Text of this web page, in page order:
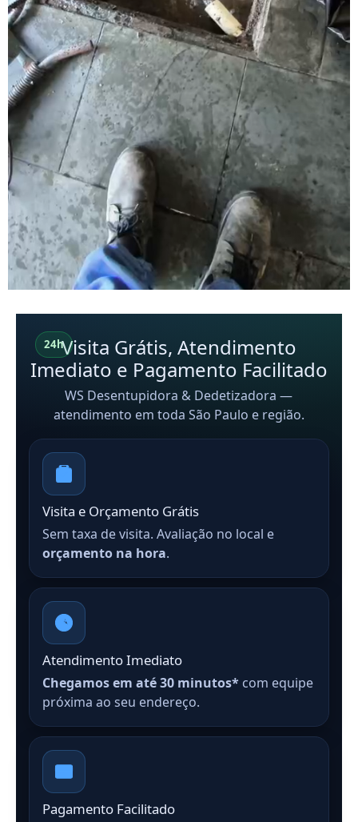
24hVisita Grátis, Atendimento
Imediato e Pagamento Facilitado
WS Desentupidora & Dedetizadora —
atendimento em toda São Paulo e região.
Visita e Orçamento Grátis
Sem taxa de visita. Avaliação no local e
orçamento na hora.
Atendimento Imediato
Chegamos em até 30 minutos* com equipe
próxima ao seu endereço.
Pagamento Facilitado